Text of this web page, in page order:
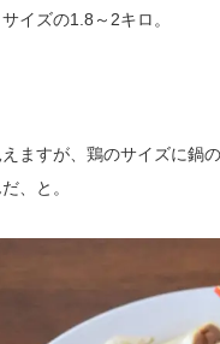
イズの1.8～2キロ。
ますが、鶏のサイズに鍋
、と。